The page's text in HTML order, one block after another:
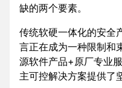
缺的两个要素。
传统软硬一体化的安全
言正在成为一种限制和
源软件产品+原厂专业
主可控解决方案提供了